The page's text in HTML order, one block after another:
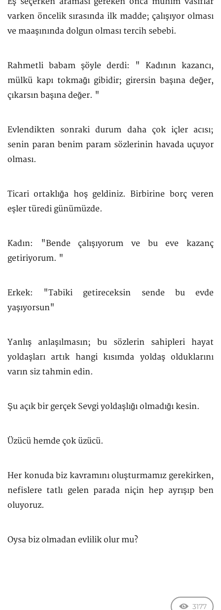
varken öncelik sırasında ilk madde; çalışıyor olması
ve maaşınında dolgun olması tercih sebebi.
Rahmetli babam şöyle derdi: " Kadının kazancı,
mülkü kapı tokmağı gibidir; girersin başına değer,
çıkarsın başına değer. "
Evlendikten sonraki durum daha çok içler acısı;
senin paran benim param sözlerinin havada uçuyor
olması.
Ticari ortaklığa hoş geldiniz. Birbirine borç veren
eşler türedi günümüzde.
Kadın: "Bende çalışıyorum ve bu eve kazanç
getiriyorum. "
Erkek: "Tabiki getireceksin sende bu evde
yaşıyorsun"
Yanlış anlaşılmasın; bu sözlerin sahipleri hayat
yoldaşları artık hangi kısımda yoldaş olduklarını
varın siz tahmin edin.
Şu açık bir gerçek Sevgi yoldaşlığı olmadığı kesin.
Üzücü hemde çok üzücü.
Her konuda biz kavramını oluşturmamız gerekirken,
nefislere tatlı gelen parada niçin hep ayrışıp ben
oluyoruz.
Oysa biz olmadan evlilik olur mu?
3177